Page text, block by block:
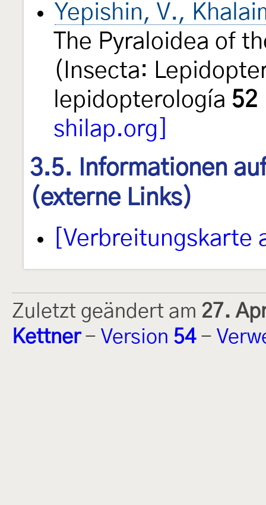
Yepishin, V.,
The Pyraloidea of
(Insecta:
lepidopterología 52
shilap.org]
3.5. Informationen
(externe Links)
Zuletzt geändert am 27.
Kettner- Version 54-